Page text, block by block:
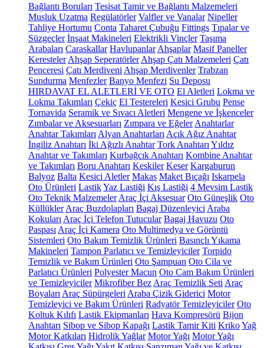
Bağlantı Boruları Tesisat Tamir ve Bağlantı Malzemeleri
Musluk Uzatma Regülatörler Valfler ve Vanalar Nipeller
Tahliye Hortumu Conta Taharet Çubuğu Fittings Tıpalar ve
Süzgeçler İnşaat Makineleri Elektrikli Vinçler Taşıma
Arabaları Caraskallar Havlupanlar Ahşaplar Masif Paneller
Keresteler Ahşap Seperatörler Ahşap Çatı Malzemeleri Çatı
Penceresi Çatı Merdiveni Ahşap Merdivenler Trabzan
Sundurma Menfezler Banyo Menfezi Su Deposu
HIRDAVAT EL ALETLERİ VE OTO El Aletleri Lokma ve
Lokma Takımları Çekiç El Testereleri Kesici Grubu Pense
Tornavida Seramik ve Sıvacı Aletleri Mengene ve İşkenceler
Zımbalar ve Aksesuarları Zımpara ve Eğeler Anahtarlar
Anahtar Takımları Alyan Anahtarları Açık Ağız Anahtar
İngiliz Anahtarı İki Ağızlı Anahtar Tork Anahtarı Yıldız
Anahtar ve Takımları Kurbağcık Anahtarı Kombine Anahtar
ve Takımları Boru Anahtarı Keskiler Keser Kargaburun
Balyoz Balta Kesici Aletler Makas Maket Bıçağı Iskarpela
Oto Ürünleri LastikYaz Lastiği Kış Lastiği 4 Mevsim Lastik
Oto Teknik Malzemeler Araç İçi Aksesuar Oto Güneşlik Oto
Küllükler Araç Buzdolapları Bagaj Düzenleyici Araba
Kokuları Araç İçi Telefon Tutucular Bagaj Havuzu Oto
Paspası Araç İçi Kamera Oto Multimedya ve Görüntü
Sistemleri Oto Bakım Temizlik Ürünleri Basınçlı Yıkama
Makineleri Tampon Parlatıcı ve Temizleyiciler Torpido
Temizlik ve Bakım Ürünleri Oto Şampuan Oto Cila ve
Parlatıcı Ürünleri Polyester Macun Oto Cam Bakım Ürünleri
ve Temizleyiciler Mikrofiber Bez Araç Temizlik Seti Araç
Boyaları Araç Süpürgeleri Araba Çizik Giderici Motor
Temizleyici ve Bakım Ürünleri Radyatör Temizleyiciler Oto
Koltuk Kılıfı Lastik Ekipmanları Hava Kompresörü Bijon
Anahtarı Sibop ve Sibop Kapağı Lastik Tamir Kiti KrikoYağ
Motor Katkıları Hidrolik Yağlar Motor Yağı Motor Yağı